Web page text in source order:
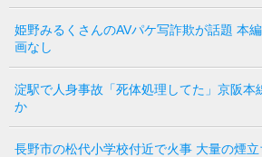
姫野みるくさんのAVパケ写詐欺が話題 本
画なし
淀駅で人身事故「死体処理してた」京阪本
か
長野市の松代小学校付近で火事 大量の煙